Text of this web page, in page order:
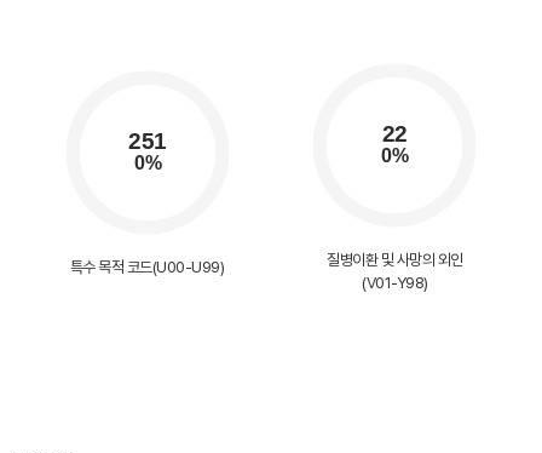
특수 목적 코드(U00-U99)
질병이환 및 사망의 외인
(V01-Y98)